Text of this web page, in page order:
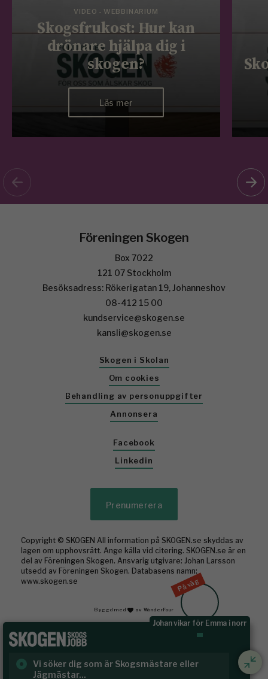
VIDEO - WEBBINARIUM
Skogsfrukost: Hur kan
drönare hjälpa dig i
skogen?
Läs mer
På väg
Johan vikar för Emma i norr
Vi söker dig som är Skogsmästare eller
Jägmästar...
Föreningen Skogen
Box 7022
121 07 Stockholm
Besöksadress: Rökerigatan 19, Johanneshov
08-412 15 00
kundservice@skogen.se
kansli@skogen.se
Skogen i Skolan
Om cookies
Behandling av personuppgifter
Annonsera
Facebook
Linkedin
Prenumerera
Copyright © SKOGEN All information på SKOGEN.se skyddas av
lagen om upphovsrätt. Ange källa vid citering. SKOGEN.se är en
del av Föreningen Skogen. Ansvarig utgivare: Johan Larsson
utsedd av Föreningen Skogen. Databasens namn:
www.skogen.se
Byggd med av WonderFour